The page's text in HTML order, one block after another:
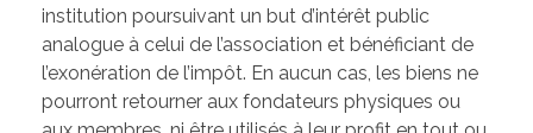
institution poursuivant un but d’intérêt public
analogue à celui de l’association et bénéficiant de
l’exonération de l’impôt. En aucun cas, les biens ne
pourront retourner aux fondateurs physiques ou